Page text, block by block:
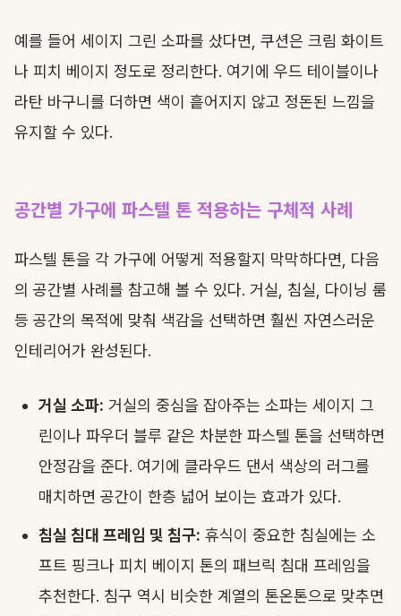
예를 들어 세이지 그린 소파를 샀다면, 쿠션은 크림 화이트
나 피치 베이지 정도로 정리한다. 여기에 우드 테이블이나
라탄 바구니를 더하면 색이 흩어지지 않고 정돈된 느낌을
유지할 수 있다.
공간별 가구에 파스텔 톤 적용하는 구체적 사례
파스텔 톤을 각 가구에 어떻게 적용할지 막막하다면, 다음
의 공간별 사례를 참고해 볼 수 있다. 거실, 침실, 다이닝 룸
등 공간의 목적에 맞춰 색감을 선택하면 훨씬 자연스러운
인테리어가 완성된다.
거실 소파: 거실의 중심을 잡아주는 소파는 세이지 그
린이나 파우더 블루 같은 차분한 파스텔 톤을 선택하면
안정감을 준다. 여기에 클라우드 댄서 색상의 러그를
매치하면 공간이 한층 넓어 보이는 효과가 있다.
침실 침대 프레임 및 침구: 휴식이 중요한 침실에는 소
프트 핑크나 피치 베이지 톤의 패브릭 침대 프레임을
추천한다. 침구 역시 비슷한 계열의 톤온톤으로 맞추면